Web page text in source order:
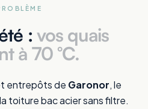
: vos quais
à 70 °C.
entrepôts de Garonor, le
toiture bac acier sans filtre.